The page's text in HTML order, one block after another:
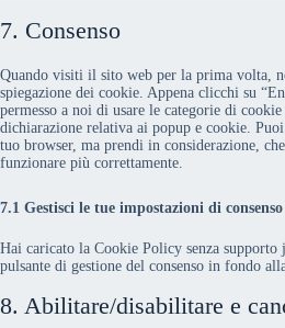
7. Consenso
Quando visiti il sito web per la prima volta,
spiegazione dei cookie. Appena clicchi su
permesso a noi di usare le categorie di
dichiarazione relativa ai popup e cookie.
tuo browser, ma prendi in considerazione,
funzionare più correttamente.
7.1 Gestisci le tue impostazioni di consenso
Hai caricato la Cookie Policy senza
pulsante di gestione del consenso in fondo
8. Abilitare/disabilitare e